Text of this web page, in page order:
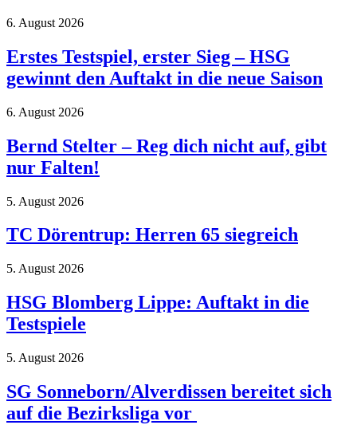
6. August 2026
Erstes Testspiel, erster Sieg – HSG
gewinnt den Auftakt in die neue Saison
6. August 2026
Bernd Stelter – Reg dich nicht auf, gibt
nur Falten!
5. August 2026
TC Dörentrup: Herren 65 siegreich
5. August 2026
HSG Blomberg Lippe: Auftakt in die
Testspiele
5. August 2026
SG Sonneborn/Alverdissen bereitet sich
auf die Bezirksliga vor